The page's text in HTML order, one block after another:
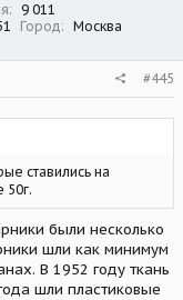
9 011
Город
Москва
#445
ставились на
50г.
были несколько
шли как минимум
В 1952 году ткань
шли пластиковые